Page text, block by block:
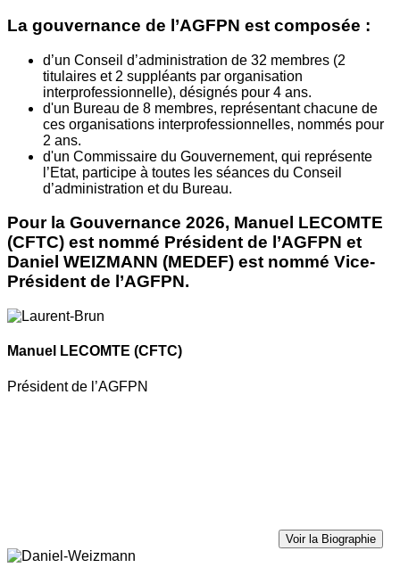
La gouvernance de l’AGFPN est composée :
d’un Conseil d’administration de 32 membres (2
titulaires et 2 suppléants par organisation
interprofessionnelle), désignés pour 4 ans.
d'un Bureau de 8 membres, représentant chacune de
ces organisations interprofessionnelles, nommés pour
2 ans.
d'un Commissaire du Gouvernement, qui représente
l’Etat, participe à toutes les séances du Conseil
d’administration et du Bureau.
Pour la Gouvernance 2026, Manuel LECOMTE
(CFTC) est nommé Président de l’AGFPN et
Daniel WEIZMANN (MEDEF) est nommé Vice-
Président de l’AGFPN.
Manuel LECOMTE (CFTC)
Président de l’AGFPN
Voir la Biographie